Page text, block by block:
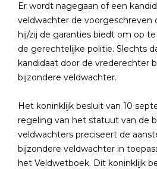
Er wordt nagegaan of een
veldwachter de voorgeschreven
hij/zij de garanties biedt om op
de gerechtelijke politie. Slechts
kandidaat door de vrederechter
bijzondere veldwachter.
Het koninklijk besluit van 10
regeling van het statuut van de
veldwachters preciseert de
bijzondere veldwachter in
het Veldwetboek. Dit koninklijk